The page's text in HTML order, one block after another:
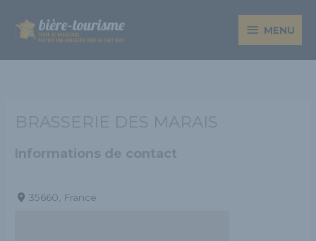
contenu
MENU
MENU
BRASSERIE DES MARAIS
Informations de contact
35660, France